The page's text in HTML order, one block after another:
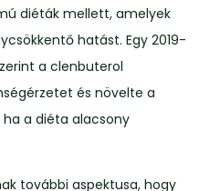
diéták mellett, amelyek
hatást. Egy 2019-
a clenbuterol
és növelte a
a diéta alacsony
további aspektusa, hogy